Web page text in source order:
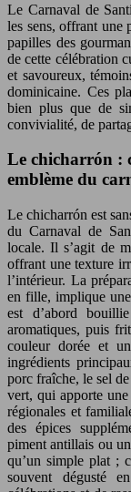
Le Carnaval de
les sens, offrant une
papilles des
de cette célébration
et savoureux,
dominicaine. Ces
bien plus que de
convivialité, de
Le chicharrón :
emblème du
Le chicharrón est
du Carnaval de
locale. Il s’agit de
offrant une texture
l’intérieur. La
en fille, implique
est d’abord
aromatiques, puis
couleur dorée et
ingrédients
porc fraîche, le sel
vert, qui apporte
régionales et
des épices
piment antillais ou
qu’un simple plat ;
souvent dégusté